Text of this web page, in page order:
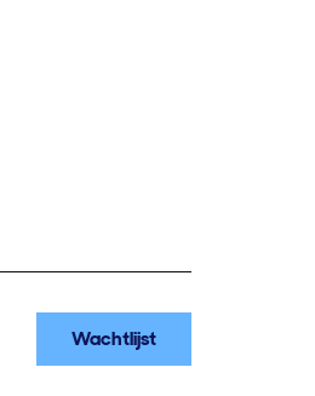
Wachtlijst